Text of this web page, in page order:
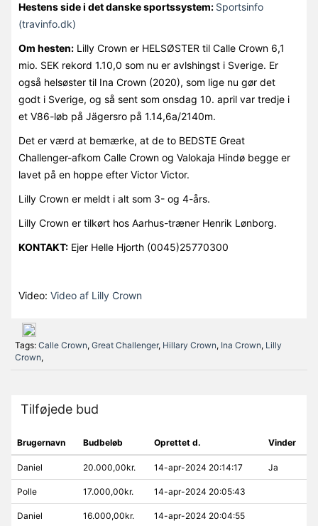
Hestens side i det danske sportssystem: Sportsinfo
(travinfo.dk)
Om hesten:Lilly Crown er HELSØSTER til Calle Crown 6,1
mio. SEK rekord 1.10,0 som nu er avlshingst i Sverige. Er
også helsøster til Ina Crown (2020), som lige nu gør det
godt i Sverige, og så sent som onsdag 10. april var tredje i
et V86-løb på Jägersro på 1.14,6a/2140m.
Det er værd at bemærke, at de to BEDSTE Great
Challenger-afkom Calle Crown og Valokaja Hindø begge er
lavet på en hoppe efter Victor Victor.
Lilly Crown er meldt i alt som 3- og 4-års.
Lilly Crown er tilkørt hos Aarhus-træner Henrik Lønborg.
KONTAKT:Ejer Helle Hjorth (0045)25770300
Video: Video af Lilly Crown
Tags: Calle Crown, Great Challenger, Hillary Crown, Ina Crown, Lilly
Crown,
Tilføjede bud
Brugernavn Budbeløb Oprettet d. Vinder
Daniel 20.000,00kr. 14-apr-2024 20:14:17 Ja
Polle 17.000,00kr. 14-apr-2024 20:05:43
Daniel 16.000,00kr. 14-apr-2024 20:04:55